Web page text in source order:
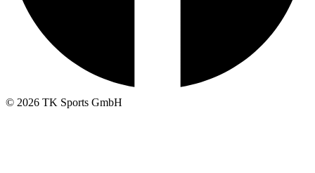
© 2026 TK Sports GmbH